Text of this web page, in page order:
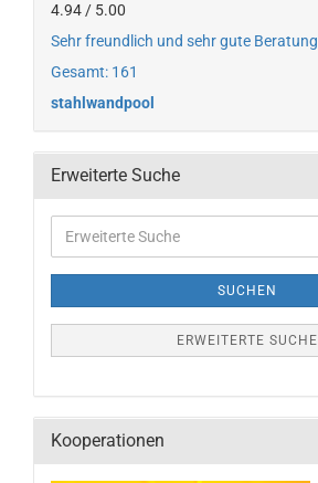
4.94 / 5.00
Sehr freundlich und sehr gute Beratung
Gesamt: 161
stahlwandpool
Erweiterte Suche
SUCHEN
ERWEITERTE SUCHE
Kooperationen